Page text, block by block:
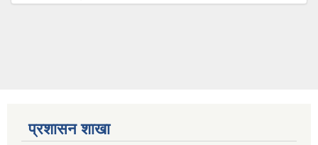
प्रशासन शाखा